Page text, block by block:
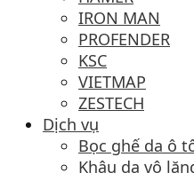
IRON MAN
PROFENDER
KSC
VIETMAP
ZESTECH
Dịch vụ
Bọc ghế da ô
Khâu da vô